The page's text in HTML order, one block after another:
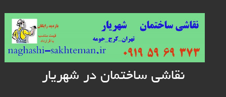
نقاشی ساختمان در شهریار